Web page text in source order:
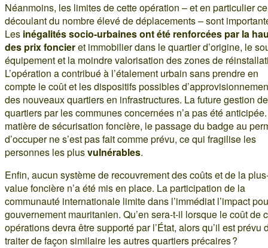
Néanmoins, les limites de cette opération – et en particulier
découlant du nombre élevé de déplacements – sont
Les inégalités socio-urbaines ont été renforcées par la
des prix foncieret immobilier dans le quartier d’origine, le
équipement et la moindre valorisation des zones de
L’opération a contribué à l’étalement urbain sans prendre en
compte le coût et les dispositifs possibles
des nouveaux quartiers en infrastructures. La future gestion
quartiers par les communes concernées n’a pas été
matière de sécurisation foncière, le passage du badge au
d’occuper ne s’est pas fait comme prévu, ce qui fragilise les
personnes les plusvulnérables.
Enfin, aucun système de recouvrement des coûts et de la
value foncière n’a été mis en place. La participation de la
communauté internationale limite dans l’immédiat l’impact
gouvernement mauritanien. Qu’en sera-t-il lorsque le coût de
opérations devra être supporté par l’État, alors qu’il est prévu
traiter de façon similaire les autres quartiers précaires ?